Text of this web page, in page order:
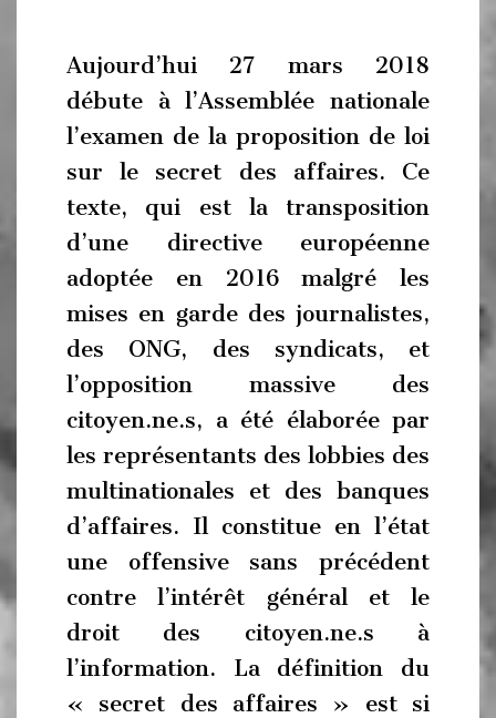
Aujourd’hui 27 mars 2018
débute à l’Assemblée nationale
l’examen de la proposition de loi
sur le secret des affaires. Ce
texte, qui est la transposition
d’une directive européenne
adoptée en 2016 malgré les
mises en garde des journalistes,
des ONG, des syndicats, et
l’opposition massive des
citoyen.ne.s, a été élaborée par
les représentants des lobbies des
multinationales et des banques
d’affaires. Il constitue en l’état
une offensive sans précédent
contre l’intérêt général et le
droit des citoyen.ne.s à
l’information. La définition du
« secret des affaires » est si